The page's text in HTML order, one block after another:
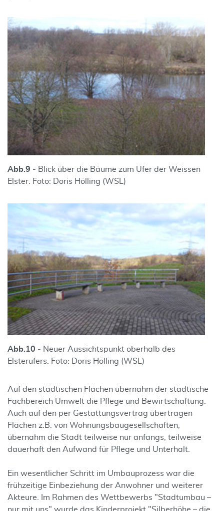
Abb.9 - Blick über die Bäume zum Ufer der Weissen
Elster. Foto: Doris Hölling (WSL)
Abb.10 - Neuer Aussichtspunkt oberhalb des
Elsterufers. Foto: Doris Hölling (WSL)
Auf den städtischen Flächen übernahm der städtische
Fachbereich Umwelt die Pflege und Bewirtschaftung.
Auch auf den per Gestattungsvertrag übertragen
Flächen z.B. von Wohnungsbaugesellschaften,
übernahm die Stadt teilweise nur anfangs, teilweise
dauerhaft den Aufwand für Pflege und Unterhalt.
Ein wesentlicher Schritt im Umbauprozess war die
frühzeitige Einbeziehung der Anwohner und weiterer
Akteure. Im Rahmen des Wettbewerbs "Stadtumbau –